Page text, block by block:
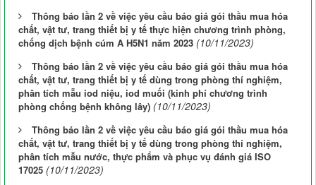
Thông báo lần 2 về việc yêu cầu báo giá gói thầu mua hóa
chất, vật tư, trang thiết bị y tế thực hiện chương trình phòng,
chống dịch bệnh cúm A H5N1 năm 2023 (10/11/2023)
Thông báo lần 2 về việc yêu cầu báo giá gói thầu mua hóa
chất, vật tư, trang thiết bị y tế dùng trong phòng thí nghiệm,
phân tích mẫu iod niệu, iod muối (kinh phí chương trình
phòng chống bệnh không lây) (10/11/2023)
Thông báo lần 2 về việc yêu cầu báo giá gói thầu mua hóa
chất, vật tư, trang thiết bị y tế dùng trong phòng thí nghiệm,
phân tích mẫu nước, thực phẩm và phục vụ đánh giá ISO
17025 (10/11/2023)